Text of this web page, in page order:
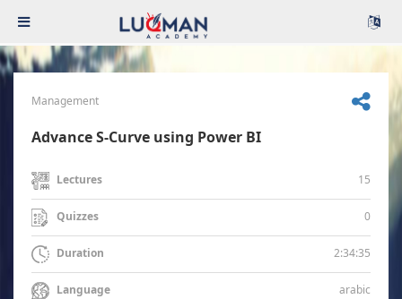
Management
Advance S-Curve using Power BI
Lectures 15
Quizzes 0
Duration 2:34:35
Language arabic